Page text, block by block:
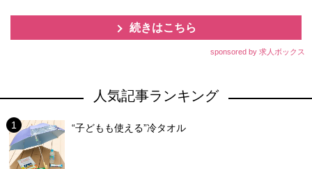
続きはこちら
sponsored by 求人ボックス
人気記事ランキング
“子どもも使える”冷タオル